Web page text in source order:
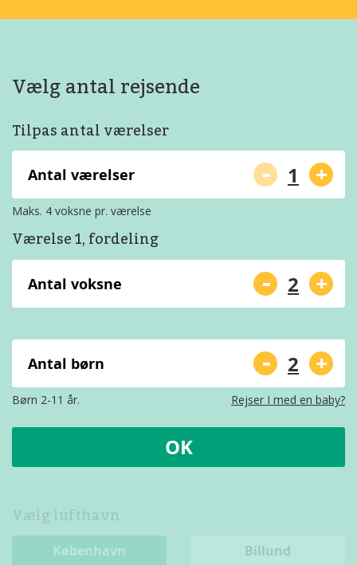
Vælg antal rejsende
Tilpas antal værelser
Antal værelser - +
Maks. 4 voksne pr. værelse
Værelse 1, fordeling
Antal voksne - +
Antal børn - +
Børn 2-11 år. Rejser I med en baby?
OK
Vælg lufthavn
København Billund